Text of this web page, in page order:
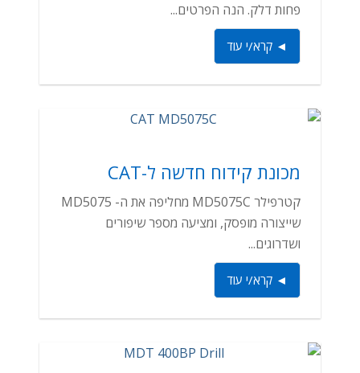
פחות דלק. הנה הפרטים...
◄ קרא/י עוד
מכונת קידוח חדשה ל-CAT
קטרפילר MD5075C מחליפה את ה- MD5075
שייצורה מופסק, ומציעה מספר שיפורים
ושדרוגים...
◄ קרא/י עוד